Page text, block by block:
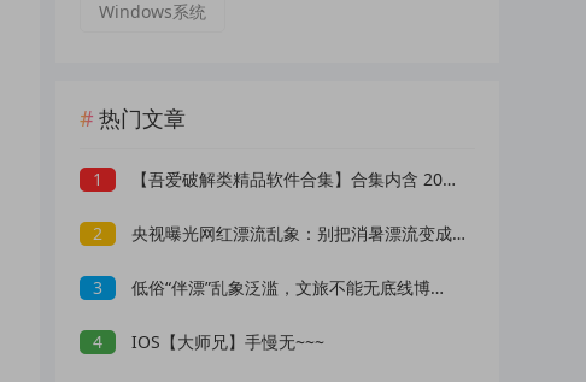
Windows系统
热门文章
1 【吾爱破解类精品软件合集】合集内含 2000 +实用工具 【1.5GB】
2 央视曝光网红漂流乱象：别把消暑漂流变成一场冒险赌命
3 低俗“伴漂”乱象泛滥，文旅不能无底线博流量
4 IOS【大师兄】手慢无~~~